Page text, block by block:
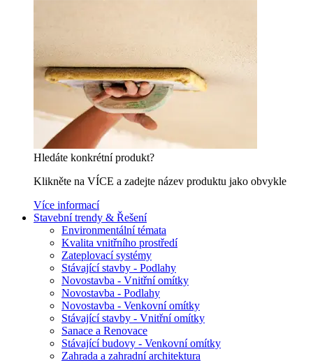
Hledáte konkrétní produkt?
Klikněte na VÍCE a zadejte název produktu jako obvykle
Více informací
Stavební trendy & Řešení
Environmentální témata
Kvalita vnitřního prostředí
Zateplovací systémy
Stávající stavby - Podlahy
Novostavba - Vnitřní omítky
Novostavba - Podlahy
Novostavba - Venkovní omítky
Stávající stavby - Vnitřní omítky
Sanace a Renovace
Stávající budovy - Venkovní omítky
Zahrada a zahradní architektura